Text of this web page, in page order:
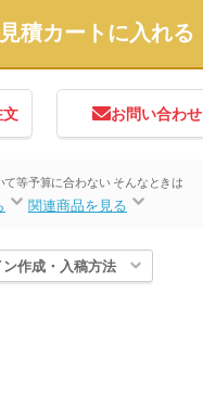
積カートに入れる
お問い合わせ
て等予算に合わない そんなときは
関連商品を見る
作成・入稿方法